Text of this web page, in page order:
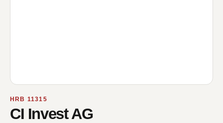
HRB 11315
CI Invest AG